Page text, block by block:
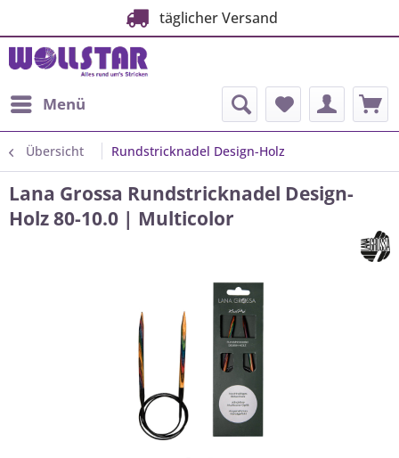
täglicher Versand
Menü
Übersicht Rundstricknadel Design-Holz
Lana Grossa Rundstricknadel Design-
Holz 80-10.0 | Multicolor